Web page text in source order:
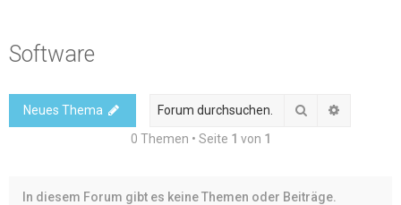
Software
Neues Thema Suche
0 Themen • Seite 1 von 1
In diesem Forum gibt es keine Themen oder Beiträge.